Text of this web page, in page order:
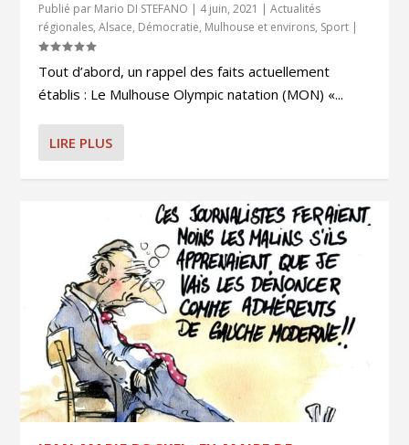
Publié par Mario DI STEFANO | 4 juin, 2021 |Actualités
régionales,Alsace, Démocratie, Mulhouse et environs, Sport |
Tout d’abord, un rappel des faits actuellement
établis : Le Mulhouse Olympic natation (MON) «...
LIRE PLUS